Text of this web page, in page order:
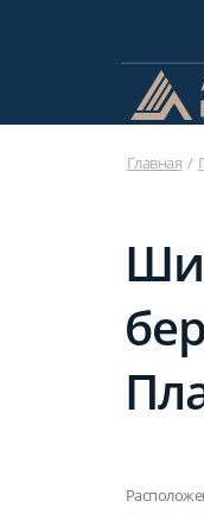
Главная